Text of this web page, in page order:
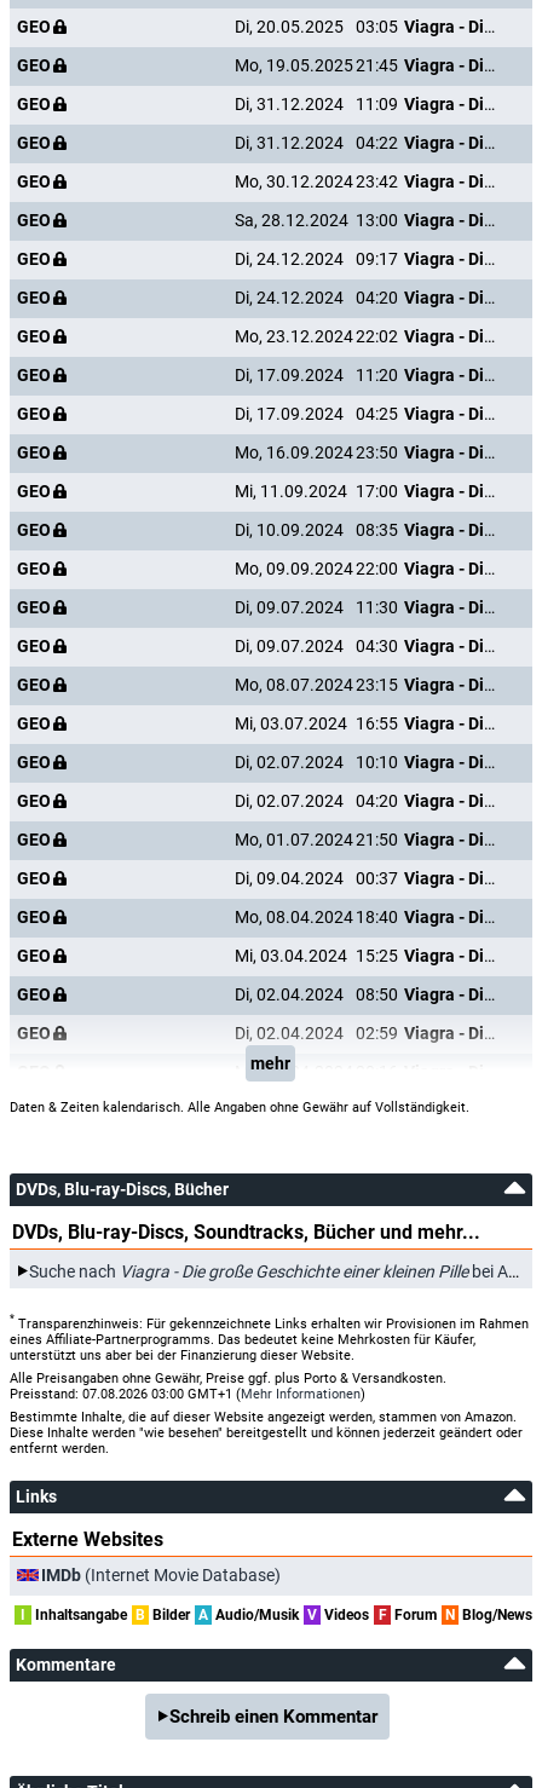
GEO
Di, 20.05.2025 03:05
Viagra - Die große Geschichte einer kleinen Pille
GEO
Mo, 19.05.202521:45
Viagra - Die große Geschichte einer kleinen Pille
GEO
Di, 31.12.2024 11:09
Viagra - Die große Geschichte einer kleinen Pille
GEO
Di, 31.12.2024 04:22
Viagra - Die große Geschichte einer kleinen Pille
GEO
Mo, 30.12.202423:42
Viagra - Die große Geschichte einer kleinen Pille
GEO
Sa, 28.12.2024 13:00
Viagra - Die große Geschichte einer kleinen Pille
GEO
Di, 24.12.2024 09:17
Viagra - Die große Geschichte einer kleinen Pille
GEO
Di, 24.12.2024 04:20
Viagra - Die große Geschichte einer kleinen Pille
GEO
Mo, 23.12.202422:02
Viagra - Die große Geschichte einer kleinen Pille
GEO
Di, 17.09.2024 11:20
Viagra - Die große Geschichte einer kleinen Pille
GEO
Di, 17.09.2024 04:25
Viagra - Die große Geschichte einer kleinen Pille
GEO
Mo, 16.09.202423:50
Viagra - Die große Geschichte einer kleinen Pille
GEO
Mi, 11.09.2024 17:00
Viagra - Die große Geschichte einer kleinen Pille
GEO
Di, 10.09.2024 08:35
Viagra - Die große Geschichte einer kleinen Pille
GEO
Mo, 09.09.202422:00
Viagra - Die große Geschichte einer kleinen Pille
GEO
Di, 09.07.2024 11:30
Viagra - Die große Geschichte einer kleinen Pille
GEO
Di, 09.07.2024 04:30
Viagra - Die große Geschichte einer kleinen Pille
GEO
Mo, 08.07.202423:15
Viagra - Die große Geschichte einer kleinen Pille
GEO
Mi, 03.07.2024 16:55
Viagra - Die große Geschichte einer kleinen Pille
GEO
Di, 02.07.2024 10:10
Viagra - Die große Geschichte einer kleinen Pille
GEO
Di, 02.07.2024 04:20
Viagra - Die große Geschichte einer kleinen Pille
GEO
Mo, 01.07.202421:50
Viagra - Die große Geschichte einer kleinen Pille
GEO
Di, 09.04.2024 00:37
Viagra - Die große Geschichte einer kleinen Pille
GEO
Mo, 08.04.202418:40
Viagra - Die große Geschichte einer kleinen Pille
GEO
Mi, 03.04.2024 15:25
Viagra - Die große Geschichte einer kleinen Pille
GEO
Di, 02.04.2024 08:50
Viagra - Die große Geschichte einer kleinen Pille
GEO
Di, 02.04.2024 02:59
Viagra - Die große Geschichte einer kleinen Pille
Mo, 01.04.2024
mehr
Daten & Zeiten kalendarisch. Alle Angaben ohne Gewähr auf Vollständigkeit.
DVDs, Blu-ray-Discs, Bücher
DVDs, Blu-ray-Discs, Soundtracks, Bücher und mehr...
Suche nach Viagra - Die große Geschichte einer kleinen Pillebei Amazon.de
* Transparenzhinweis: Für gekennzeichnete Links erhalten wir Provisionen im Rahmen
eines Affiliate-Partnerprogramms. Das bedeutet keine Mehrkosten für Käufer,
unterstützt uns aber bei der Finanzierung dieser Website.
Alle Preisangaben ohne Gewähr, Preise ggf. plus Porto & Versandkosten.
Preisstand: 07.08.2026 03:00 GMT+1 (Mehr Informationen)
Bestimmte Inhalte, die auf dieser Website angezeigt werden, stammen von Amazon.
Diese Inhalte werden "wie besehen" bereitgestellt und können jederzeit geändert oder
entfernt werden.
Links
Externe Websites
IMDb (Internet Movie Database)
I Inhaltsangabe B Bilder A Audio/Musik V Videos F Forum N Blog/News
Kommentare
Schreib einen Kommentar